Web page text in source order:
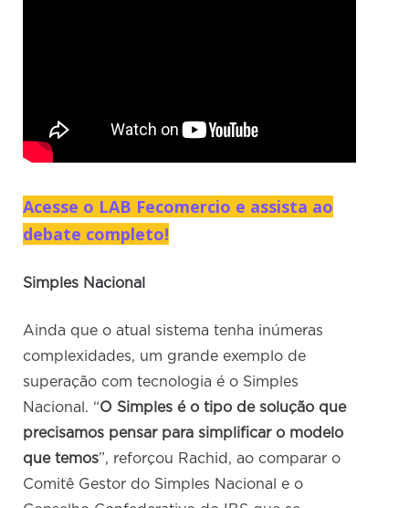
Acesse o LAB Fecomercio e assista ao
debate completo!
Simples Nacional
Ainda que o atual sistema tenha inúmeras
complexidades, um grande exemplo de
superação com tecnologia é o Simples
Nacional. “O Simples é o tipo de solução que
precisamos pensar para simplificar o modelo
que temos”, reforçou Rachid, ao comparar o
Comitê Gestor do Simples Nacional e o